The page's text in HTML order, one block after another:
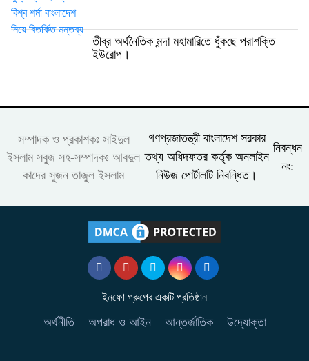
তীব্র অর্থ‌নৈ‌তিক মন্দা মহামা‌রি‌তে ধুঁক‌ছে পরাশ‌ক্তি
ইউরোপ।
সম্পাদক ও প্রকাশকঃ সাইদুল
ইসলাম সবুজ সহ-সম্পাদকঃ আবদুল
কাদের সুজন তাজুল ইসলাম
গণপ্রজাতন্ত্রী বাংলাদেশ সরকার
তথ্য অধিদফতর কর্তৃক অনলাইন
নিউজ পোর্টালটি নিবন্ধিত।
নিবন্ধন
নং:
ইনফো গ্রুপের একটি প্রতিষ্ঠান
অর্থনীতি অপরাধ ও আইন আন্তর্জাতিক উদ্যোক্তা